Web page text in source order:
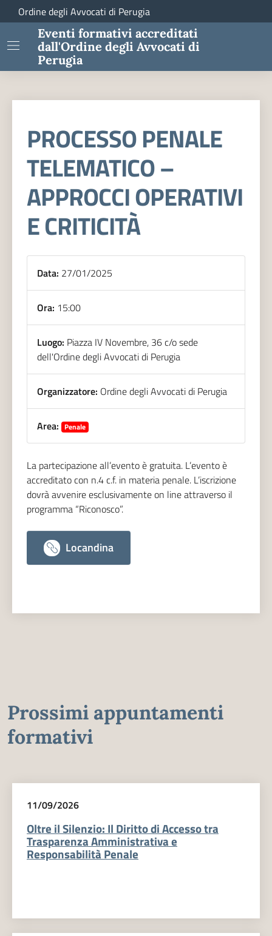
Ordine degli Avvocati di Perugia
Eventi formativi accreditati
dall'Ordine degli Avvocati di
Perugia
PROCESSO PENALE
TELEMATICO –
APPROCCI OPERATIVI
E CRITICITÀ
Data: 27/01/2025
Ora: 15:00
Luogo: Piazza IV Novembre, 36 c/o sede
dell'Ordine degli Avvocati di Perugia
Organizzatore: Ordine degli Avvocati di Perugia
Area: Penale
La partecipazione all’evento è gratuita. L’evento è
accreditato con n.4 c.f. in materia penale. L’iscrizione
dovrà avvenire esclusivamente on line attraverso il
programma “Riconosco”.
Locandina
Prossimi appuntamenti
formativi
11/09/2026
Oltre il Silenzio: Il Diritto di Accesso tra
Trasparenza Amministrativa e
Responsabilità Penale